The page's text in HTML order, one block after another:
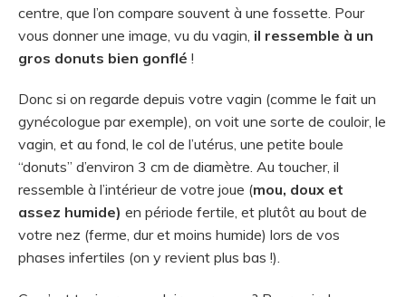
centre, que l’on compare souvent à une fossette. Pour
vous donner une image, vu du vagin, il ressemble à un
gros donuts bien gonflé !
Donc si on regarde depuis votre vagin (comme le fait un
gynécologue par exemple), on voit une sorte de couloir, le
vagin, et au fond, le col de l’utérus, une petite boule
“donuts” d’environ 3 cm de diamètre. Au toucher, il
ressemble à l’intérieur de votre joue (mou, doux et
assez humide) en période fertile, et plutôt au bout de
votre nez (ferme, dur et moins humide) lors de vos
phases infertiles (on y revient plus bas !).